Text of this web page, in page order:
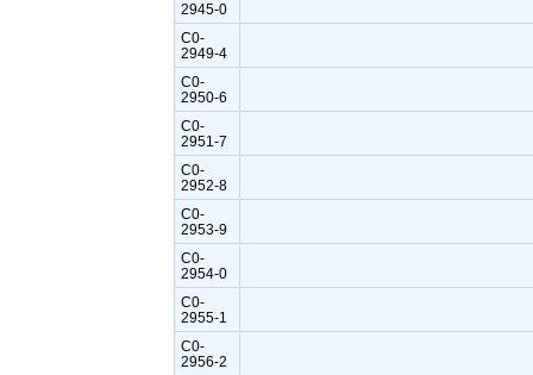
2945-0
C0-
2949-4
C0-
2950-6
C0-
2951-7
C0-
2952-8
C0-
2953-9
C0-
2954-0
C0-
2955-1
C0-
2956-2